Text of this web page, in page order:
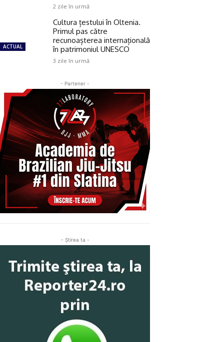
2 zile în urmă
ACTUAL
Cultura țestului în Oltenia.
Primul pas către
recunoașterea internațională
în patrimoniul UNESCO
3 zile în urmă
- Partener -
- Ştirea ta -